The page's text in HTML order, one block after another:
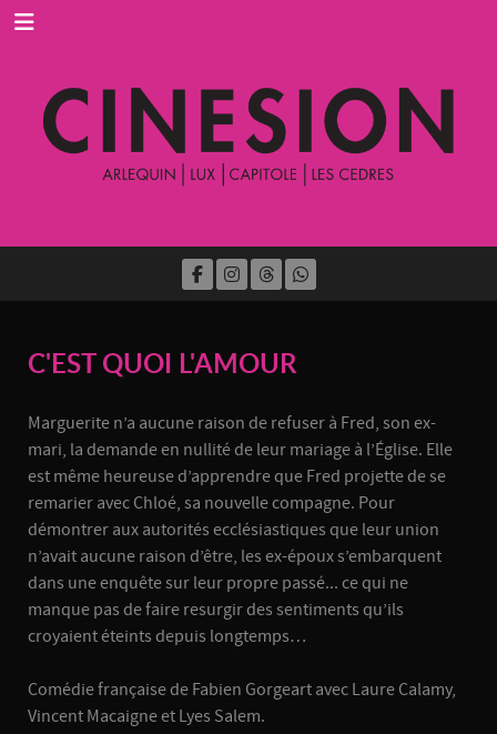
C'EST QUOI L'AMOUR
Marguerite n’a aucune raison de refuser à Fred, son ex-
mari, la demande en nullité de leur mariage à l’Église. Elle
est même heureuse d’apprendre que Fred projette de se
remarier avec Chloé, sa nouvelle compagne. Pour
démontrer aux autorités ecclésiastiques que leur union
n’avait aucune raison d’être, les ex-époux s’embarquent
dans une enquête sur leur propre passé... ce qui ne
manque pas de faire resurgir des sentiments qu’ils
croyaient éteints depuis longtemps…
Comédie française de Fabien Gorgeart avec Laure Calamy,
Vincent Macaigne et Lyes Salem.